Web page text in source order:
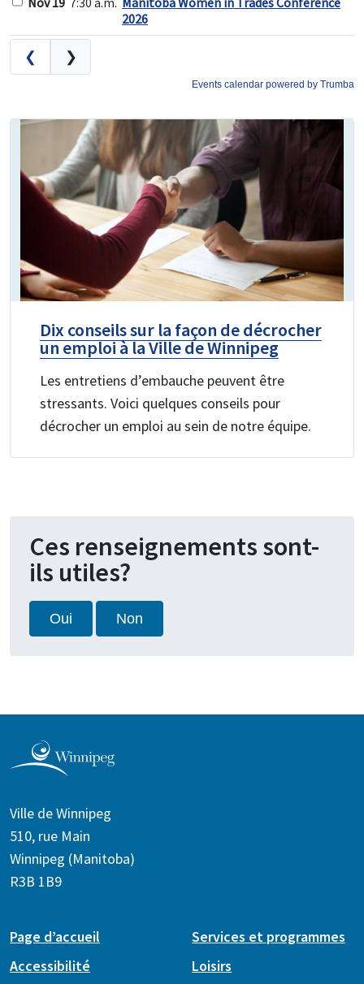
Dix conseils sur la façon de décrocher
un emploi à la Ville de Winnipeg
Les entretiens d’embauche peuvent être
stressants. Voici quelques conseils pour
décrocher un emploi au sein de notre équipe.
Ces renseignements sont-
ils utiles?
Oui Non
Ville de Winnipeg
510, rue Main
Winnipeg (Manitoba)
R3B 1B9
Page d’accueil
Accessibilité
Services et programmes
Loisirs